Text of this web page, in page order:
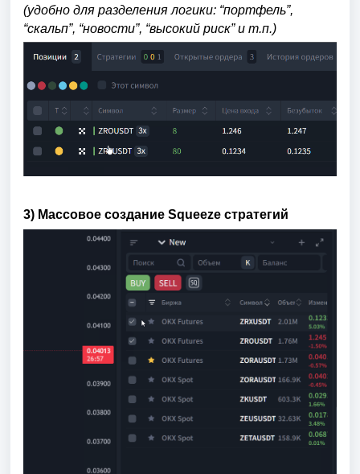
(удобно для разделения логики: “портфель”,
“скальп”, “новости”, “высокий риск” и т.п.)
3) Массовое создание Squeeze стратегий